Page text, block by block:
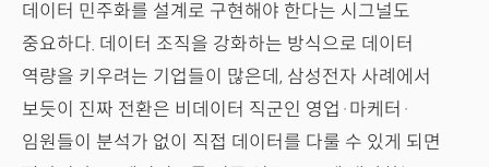
데이터 민주화를 설계로 구현해야 한다는 시그널도
중요하다. 데이터 조직을 강화하는 방식으로 데이터
역량을 키우려는 기업들이 많은데, 삼성전자 사례에서
보듯이 진짜 전환은 비데이터 직군인 영업·마케터·
임원들이 분석가 없이 직접 데이터를 다룰 수 있게 되면